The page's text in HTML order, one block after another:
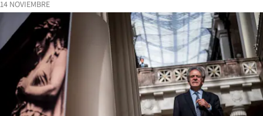
14 NOVIEMBRE